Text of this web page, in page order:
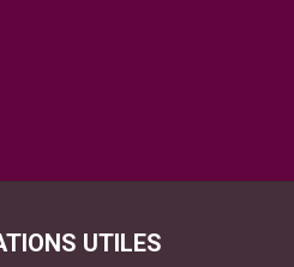
UTILES